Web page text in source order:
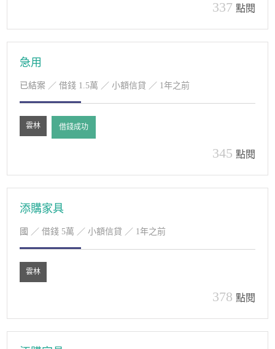
337 點閱
急用
已結案 ／ 借錢 1.5萬 ／ 小額信貸 ／ 1年之前
雲林 借錢成功
345 點閱
添購家具
國 ／ 借錢 5萬 ／ 小額信貸 ／ 1年之前
雲林
378 點閱